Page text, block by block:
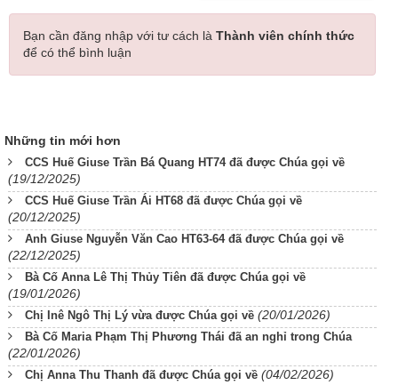
Bạn cần đăng nhập với tư cách là Thành viên chính thức
để có thể bình luận
Những tin mới hơn
CCS Huế Giuse Trần Bá Quang HT74 đã được Chúa gọi về
(19/12/2025)
CCS Huế Giuse Trần Ái HT68 đã được Chúa gọi về
(20/12/2025)
Anh Giuse Nguyễn Văn Cao HT63-64 đã được Chúa gọi về
(22/12/2025)
Bà Cố Anna Lê Thị Thủy Tiên đã được Chúa gọi về
(19/01/2026)
Chị Inê Ngô Thị Lý vừa được Chúa gọi về (20/01/2026)
Bà Cố Maria Phạm Thị Phương Thái đã an nghỉ trong Chúa
(22/01/2026)
Chị Anna Thu Thanh đã được Chúa gọi về (04/02/2026)